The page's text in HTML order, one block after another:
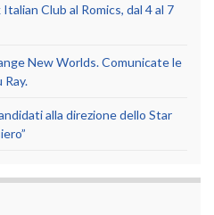
Club al Romics, dal 4 al 7
New Worlds. Comunicate le
alla direzione dello Star